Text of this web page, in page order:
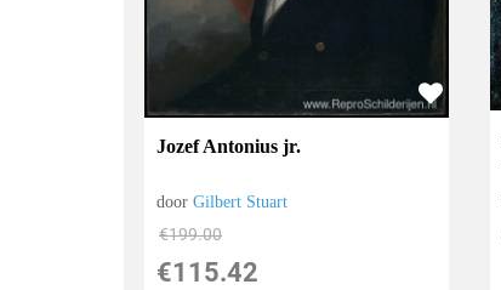
Jozef Antonius jr.
doorGilbert Stuart
€199.00
€115.42